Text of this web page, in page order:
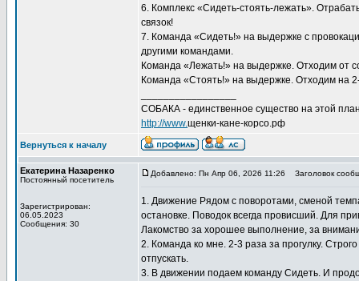
6. Комплекс «Сидеть-стоять-лежать».
связок!
7. Команда «Сидеть!» на выдержке с
другими командами.
Команда «Лежать!» на выдержке. Отходим от
Команда «Стоять!» на выдержке. Отходим на
СОБАКА - единственное существо на этой
http://www.щенки-кане-корсо.рф
Вернуться к началу
Екатерина Назаренко
Постоянный посетитель
Зарегистрирован:
06.05.2023
Сообщения: 30
Добавлено: Пн Апр 06, 2026 11:26 Заголовок
1. Движение Рядом с поворотами, сменой
остановке. Поводок всегда провисший. Для
Лакомство за хорошее выполнение, за
2. Команда ко мне. 2-3 раза за прогулку.
отпускать.
3. В движении подаем команду Сидеть. И